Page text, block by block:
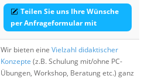
Teilen Sie uns Ihre Wünsche
per Anfrageformular mit
Wir bieten eine Vielzahl didaktischer
Konzepte (z.B. Schulung mit/ohne PC-
Übungen, Workshop, Beratung etc.) ganz